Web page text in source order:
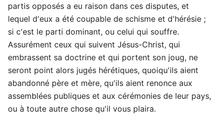
partis opposés a eu raison dans ces disputes, et
lequel d'eux a été coupable de schisme et d'hérésie ;
si c'est le parti dominant, ou celui qui souffre.
Assurément ceux qui suivent Jésus-Christ, qui
embrassent sa doctrine et qui portent son joug, ne
seront point alors jugés hérétiques, quoiqu'ils aient
abandonné père et mère, qu'ils aient renonce aux
assemblées publiques et aux cérémonies de leur pays,
ou à toute autre chose qu'il vous plaira.